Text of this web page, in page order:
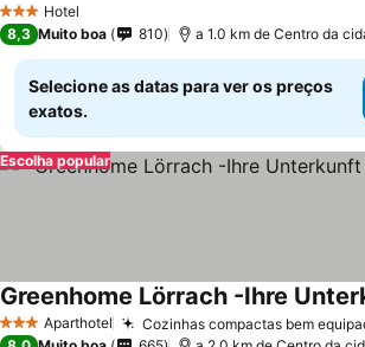
3 EstrelasHotel
8,3 Muito boa 810 a 1.0 km de Centro da
Selecione as datas para ver os preços
exatos.
Escolha popular
3 EstrelasAparthotel Cozinhas compactas bem